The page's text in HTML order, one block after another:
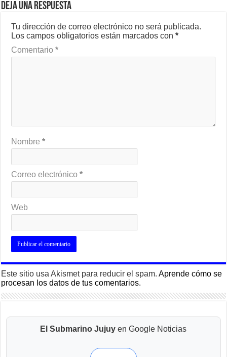
Deja una respuesta
Tu dirección de correo electrónico no será publicada.
Los campos obligatorios están marcados con*
Comentario*
Nombre*
Correo electrónico*
Web
Este sitio usa Akismet para reducir el spam.Aprende cómo se
procesan los datos de tus comentarios.
El Submarino Jujuy en Google Noticias